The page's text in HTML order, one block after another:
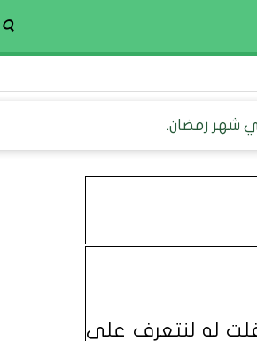
شهر رمضان.
له لنتعرف على